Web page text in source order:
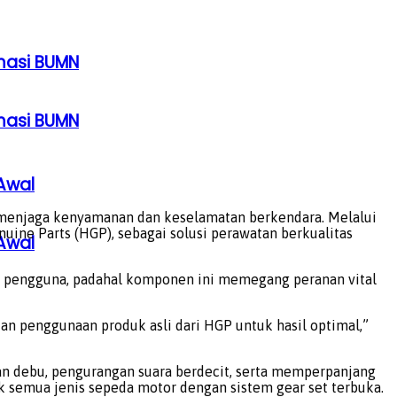
BUMN
BUMN
kenyamanan dan keselamatan berkendara. Melalui
Parts (HGP), sebagai solusi perawatan berkualitas
padahal komponen ini memegang peranan vital
penggunaan produk asli dari HGP untuk hasil optimal,”
pengurangan suara berdecit, serta memperpanjang
jenis sepeda motor dengan sistem gear set terbuka.